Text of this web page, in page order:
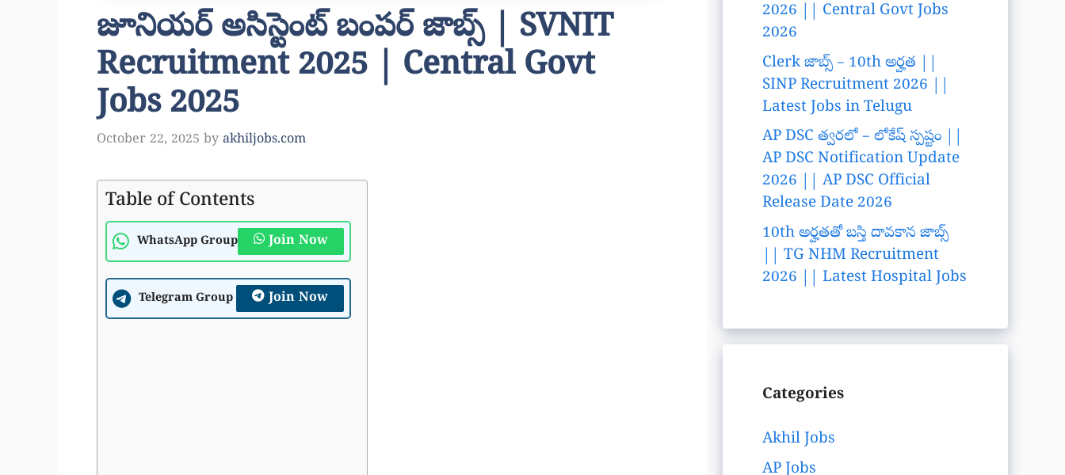
జూనియర్ అసిస్టెంట్ బంపర్ జాబ్స్ | SVNIT
Recruitment 2025 | Central Govt
Jobs 2025
October 22, 2025 by akhiljobs.com
Table of Contents
WhatsApp Group Join Now
Telegram Group Join Now
2026 || Central Govt Jobs
2026
Clerk జాబ్స్ – 10th అర్హత ||
SINP Recruitment 2026 ||
Latest Jobs in Telugu
AP DSC త్వరలో – లోకేష్ స్పష్టం ||
AP DSC Notification Update
2026 || AP DSC Official
Release Date 2026
10th అర్హతతో బస్తి దావకాన జాబ్స్
|| TG NHM Recruitment
2026 || Latest Hospital Jobs
Categories
Akhil Jobs
AP Jobs